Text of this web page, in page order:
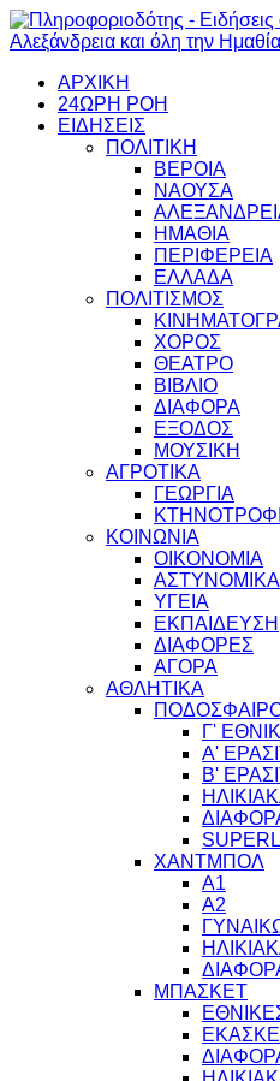
ΑΡΧΙΚΗ
24ΩΡΗ ΡΟΗ
ΕΙΔΗΣΕΙΣ
ΠΟΛΙΤΙΚΗ
ΒΕΡΟΙΑ
ΝΑΟΥΣΑ
ΗΜΑΘΙΑ
ΠΕΡΙΦΕΡΕΙΑ
ΕΛΛΑΔΑ
ΠΟΛΙΤΙΣΜΟΣ
ΧΟΡΟΣ
ΘΕΑΤΡΟ
ΒΙΒΛΙΟ
ΔΙΑΦΟΡΑ
ΕΞΟΔΟΣ
ΜΟΥΣΙΚΗ
ΑΓΡΟΤΙΚΑ
ΓΕΩΡΓΙΑ
ΚΟΙΝΩΝΙΑ
ΟΙΚΟΝΟΜΙΑ
ΑΣΤΥΝΟΜΙΚΑ
ΥΓΕΙΑ
ΕΚΠΑΙΔΕΥΣΗ
ΔΙΑΦΟΡΕΣ
ΑΓΟΡΑ
ΑΘΛΗΤΙΚΑ
Γ'
Α'
Β'
ΧΑΝΤΜΠΟΛ
Α1
Α2
ΜΠΑΣΚΕΤ